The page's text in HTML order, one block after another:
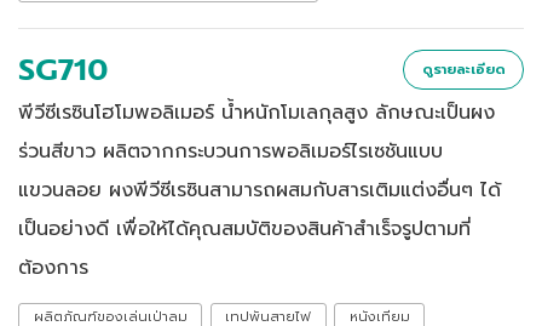
SG710 ดูรายละเอียด
พีวีซีเรซินโฮโมพอลิเมอร์ น้ำหนักโมเลกุลสูง ลักษณะเป็นผง
ร่วนสีขาว ผลิตจากกระบวนการพอลิเมอร์ไรเซชันแบบ
แขวนลอย ผงพีวีซีเรซินสามารถผสมกับสารเติมแต่งอื่นๆ ได้
เป็นอย่างดี เพื่อให้ได้คุณสมบัติของสินค้าสำเร็จรูปตามที่
ต้องการ
ผลิตภัณฑ์ของเล่นเป่าลม เทปพันสายไฟ
หนังเทียม